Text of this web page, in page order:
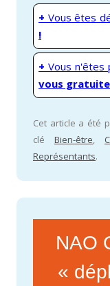
+ Vous êtes
!
+ Vous n'êtes
vous
Cet article a été
clé Bien-être
Représentants.
NAO
«